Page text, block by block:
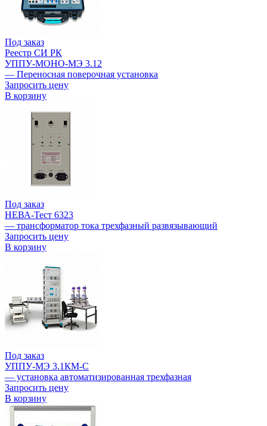
Под заказ
Реестр СИ РК
УППУ-МОНО-МЭ 3.12
— Переносная поверочная установка
Запросить цену
В корзину
Под заказ
НЕВА-Тест 6323
— трансформатор тока трехфазный развязывающий
Запросить цену
В корзину
Под заказ
УППУ-МЭ 3.1КМ-С
— установка автоматизированная трехфазная
Запросить цену
В корзину